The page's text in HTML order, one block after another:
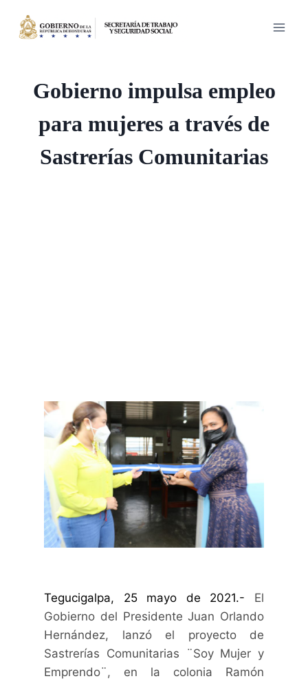
Gobierno impulsa empleo
para mujeres a través de
Sastrerías Comunitarias
Tegucigalpa, 25 mayo de 2021.- El
Gobierno del Presidente Juan Orlando
Hernández, lanzó el proyecto de
Sastrerías Comunitarias ¨Soy Mujer y
Emprendo¨, en la colonia Ramón